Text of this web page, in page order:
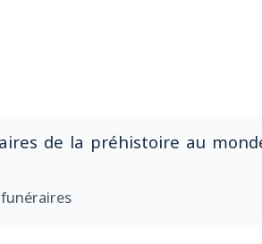
de la préhistoire au